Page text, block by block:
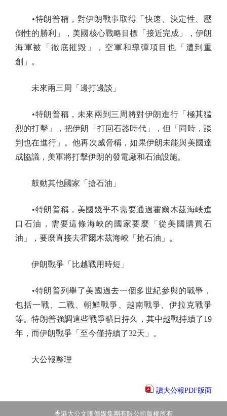
•特朗普稱，對伊朗戰事取得「快速、決定性、壓
倒性的勝利」，美國核心戰略目標「接近完成」，伊朗
海軍被「徹底摧毀」，空軍和導彈項目也「遭到重
創」。
未來兩三周「邊打邊談」
•特朗普稱，未來兩到三周將對伊朗進行「極其猛
烈的打擊」，把伊朗「打回石器時代」，但「同時，談
判也在進行」。他再次威脅稱，如果伊朗未能與美國達
成協議，美軍將打擊伊朗的發電廠和石油設施。
鼓動其他國家「搶石油」
•特朗普稱，美國幾乎不需要通過霍爾木茲海峽進
口石油，需要這條海峽的國家要麼「從美國購買石
油」，要麼直接去霍爾木茲海峽「搶石油」。
伊朗戰爭「比越戰用時短」
•特朗普列舉了美國過去一個多世紀參與的戰爭，
包括一戰、二戰、朝鮮戰爭、越南戰爭、伊拉克戰爭
等。特朗普強調這些戰爭曠日持久，其中越戰持續了19
年，而伊朗戰爭「至今僅持續了32天」。
大公報整理
讀大公報PDF版面
香港大公文匯傳媒集團有限公司版權所有